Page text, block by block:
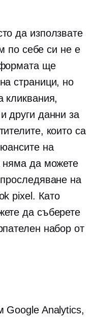
да използвате
по себе си не е
ще
страници, но
кликвания,
други данни за
които са
на
няма да можете
на
pixel. Като
да съберете
набор от
Google Analytics,